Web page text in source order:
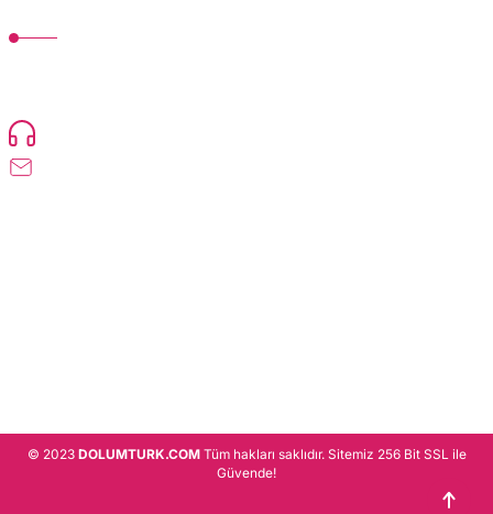
© 2023 DOLUMTURK.COMTüm hakları saklıdır. Sitemiz 256 Bit SSL ile
Güvende!